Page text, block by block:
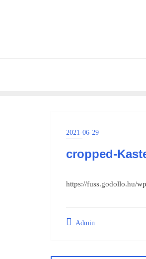
2021-06-29
cropped-
https://fuss.godollo.hu/
Admin